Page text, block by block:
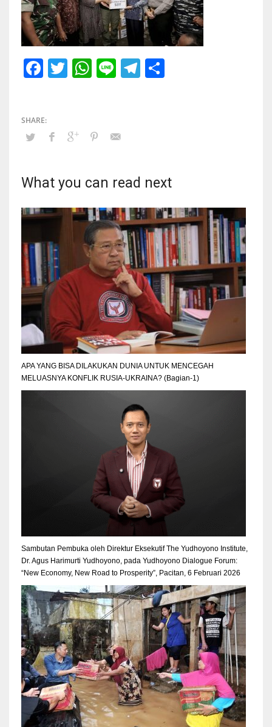
Facebook
Twitter
WhatsApp
LineTelegram
What you can read next
APA YANG BISA DILAKUKAN DUNIA UNTUK MENCEGAH
MELUASNYA KONFLIK RUSIA-UKRAINA? (Bagian-1)
Sambutan Pembuka oleh Direktur Eksekutif The Yudhoyono Institute,
Dr. Agus Harimurti Yudhoyono, pada Yudhoyono Dialogue Forum:
“New Economy, New Road to Prosperity”, Pacitan, 6 Februari 2026